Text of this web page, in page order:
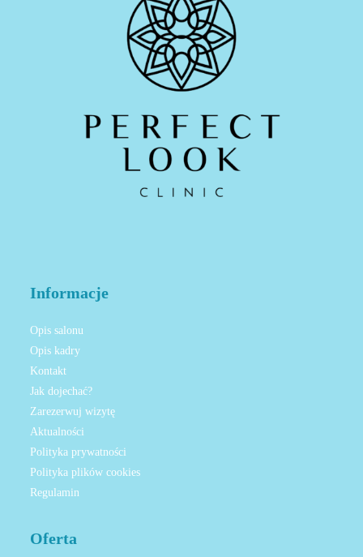
Informacje
Opis salonu
Opis kadry
Kontakt
Jak dojechać?
Zarezerwuj wizytę
Aktualności
Polityka prywatności
Polityka plików cookies
Regulamin
Oferta